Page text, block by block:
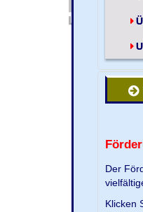
Der
Klicken